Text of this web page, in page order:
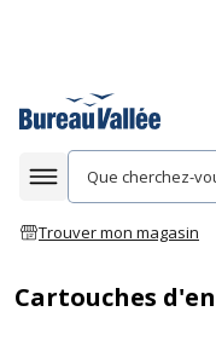
Afficher la
Trouver mon magasin
Cartouches